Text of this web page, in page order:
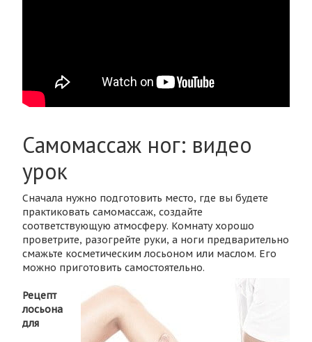
Самомассаж ног: видео
урок
Сначала нужно подготовить место, где вы будете
практиковать самомассаж, создайте
соответствующую атмосферу. Комнату хорошо
проветрите, разогрейте руки, а ноги предварительно
смажьте косметическим лосьоном или маслом. Его
можно приготовить самостоятельно.
Рецепт
лосьона
для